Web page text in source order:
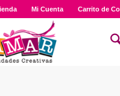
Mi Cuenta Carrito de